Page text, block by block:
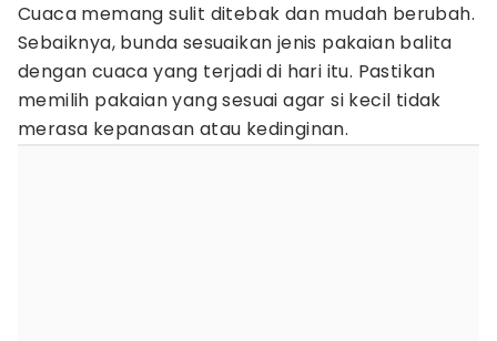
Cuaca memang sulit ditebak dan mudah berubah.
Sebaiknya, bunda sesuaikan jenis pakaian balita
dengan cuaca yang terjadi di hari itu. Pastikan
memilih pakaian yang sesuai agar si kecil tidak
merasa kepanasan atau kedinginan.